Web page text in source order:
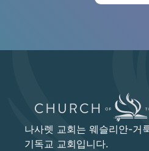
나사렛 교회는 웨슬리안-거
기독교 교회입니다.